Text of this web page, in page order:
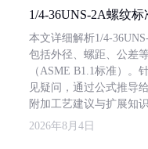
1/4-36UNS-2A螺纹
本文详细解析1/4-
包括外径、螺距、公差
（ASME B1.1标准）。
见疑问，通过公式推导
附加工艺建议与扩展知识
2026年8月4日